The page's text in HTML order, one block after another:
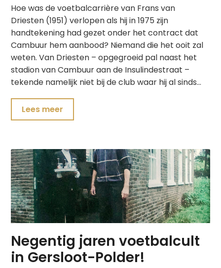
Hoe was de voetbalcarrière van Frans van
Driesten (1951) verlopen als hij in 1975 zijn
handtekening had gezet onder het contract dat
Cambuur hem aanbood? Niemand die het ooit zal
weten. Van Driesten – opgegroeid pal naast het
stadion van Cambuur aan de Insulindestraat –
tekende namelijk niet bij de club waar hij al sinds…
Lees meer
Negentig jaren voetbalcult
in Gersloot-Polder!